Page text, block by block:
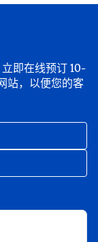
即在线预订 10-
站，以便您的客